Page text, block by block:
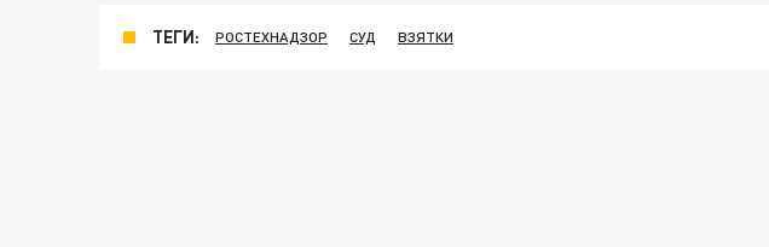
ТЕГИ: РОСТЕХНАДЗОР СУД ВЗЯТКИ